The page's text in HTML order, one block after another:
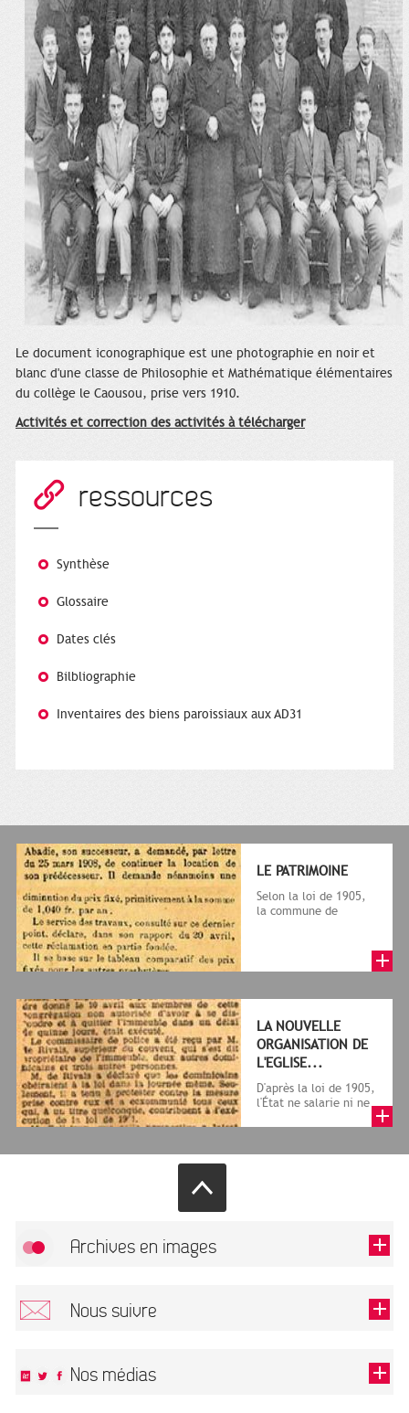
Le document iconographique est une photographie en noir et
blanc d'une classe de Philosophie et Mathématique élémentaires
du collège le Caousou, prise vers 1910.
Activités et correction des activités à télécharger
ressources
Synthèse
Glossaire
Dates clés
Bilbliographie
Inventaires des biens paroissiaux aux AD31
LE PATRIMOINE
Selon la loi de 1905,
la commune de
LA NOUVELLE
ORGANISATION DE
L'EGLISE...
D'après la loi de 1905,
l'État ne salarie ni ne
Archives en images
Nous suivre
Nos médias